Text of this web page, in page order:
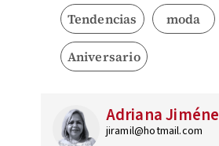
Tendencias moda
Aniversario
Adriana
jiramil@hotmail.com